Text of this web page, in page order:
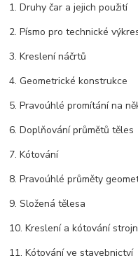
1. Druhy čar a jejich použití
2. Písmo pro technické
3. Kreslení náčrtů
4. Geometrické konstrukce
5. Pravoúhlé promítání na
6. Doplňování průmětů těles
7. Kótování
8. Pravoúhlé průměty
9. Složená tělesa
10. Kreslení a kótování
11. Kótování ve stavebnictví